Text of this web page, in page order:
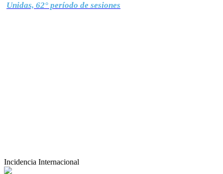
Unidas, 62° período de sesiones
Incidencia Internacional